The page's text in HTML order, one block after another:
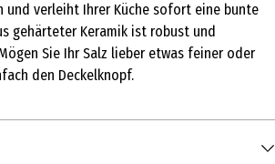
und verleiht Ihrer Küche sofort eine bunte
gehärteter Keramik ist robust und
Sie Ihr Salz lieber etwas feiner oder
den Deckelknopf.